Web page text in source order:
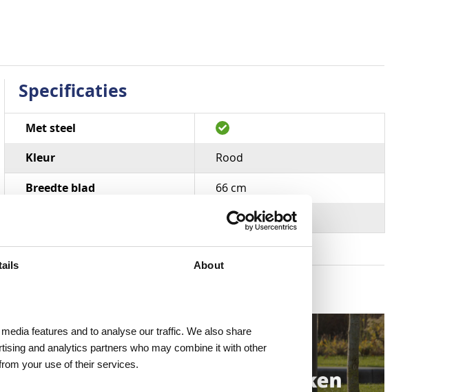
About
features and to analyse our traffic. We also share
and analytics partners who may combine it with other
your use of their services.
Specificaties
Specificaties
Met steel
Kleur
Rood
Breedte blad 66 cm
PE / hout